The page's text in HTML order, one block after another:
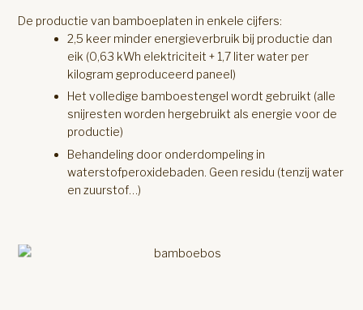
De productie van bamboeplaten in enkele cijfers:
2,5 keer minder energieverbruik bij productie dan
eik (0,63 kWh elektriciteit + 1,7 liter water per
kilogram geproduceerd paneel)
Het volledige bamboestengel wordt gebruikt (alle
snijresten worden hergebruikt als energie voor de
productie)
Behandeling door onderdompeling in
waterstofperoxidebaden. Geen residu (tenzij water
en zuurstof…)